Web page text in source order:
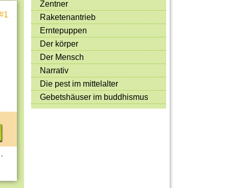
Quiz-Spiele
Spiele & Ideen
Jugendreporter
Rezeptideen
Game-Tests
Reisen, Events & Sport
E-Cards
-
Zentner
Raketenantrieb
Erntepuppen
Der körper
Der Mensch
Narrativ
Die pest im mittelalter
Gebetshäuser im buddhismus